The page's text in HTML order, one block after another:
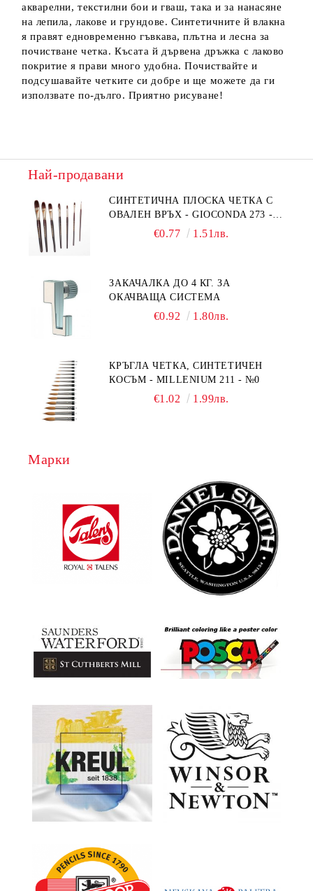
акварелни, текстилни бои и гваш, така и за нанасяне
на лепила, лакове и грундове. Синтетичните й влакна
я правят едновременно гъвкава, плътна и лесна за
почистване четка. Късата й дървена дръжка с лаково
покритие я прави много удобна. Почиствайте и
подсушавайте четките си добре и ще можете да ги
използвате по-дълго. Приятно рисуване!
Най-продавани
СИНТЕТИЧНА ПЛОСКА ЧЕТКА С
ОВАЛЕН ВРЪХ - GIOCONDA 273 -
€0.77 1.51лв.
ЗАКАЧАЛКА ДО 4 КГ. ЗА
ОКАЧВАЩА СИСТЕМА
€0.92 1.80лв.
КРЪГЛА ЧЕТКА, СИНТЕТИЧЕН
КОСЪМ - MILLENIUM 211 - №0
€1.02 1.99лв.
Марки